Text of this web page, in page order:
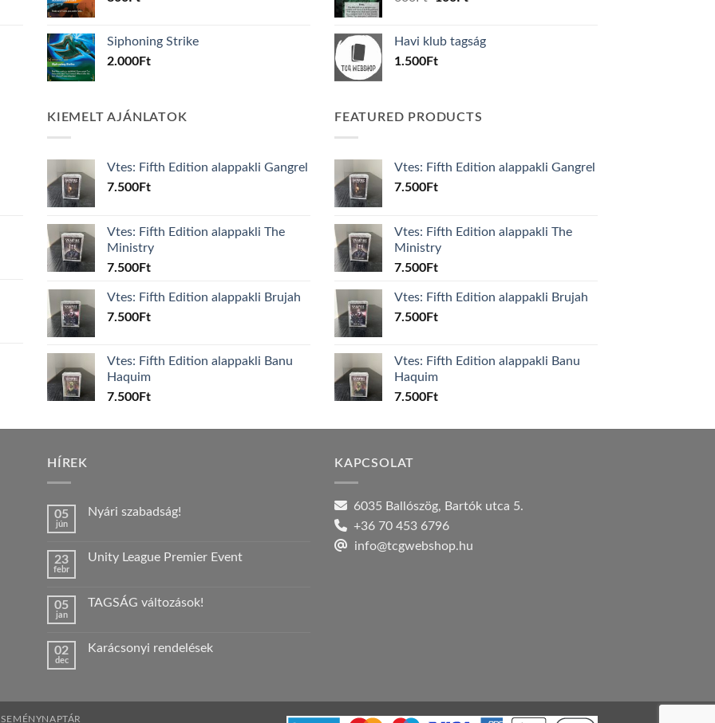
Siphoning Strike
2.000Ft
600Ft.100Ft.
Havi klub tagság
1.500Ft
KIEMELT AJÁNLATOK
Vtes: Fifth Edition alappakli Gangrel
7.500Ft
Vtes: Fifth Edition alappakli The
Ministry
7.500Ft
Vtes: Fifth Edition alappakli Brujah
7.500Ft
Vtes: Fifth Edition alappakli Banu
Haquim
7.500Ft
FEATURED PRODUCTS
Vtes: Fifth Edition alappakli Gangrel
7.500Ft
Vtes: Fifth Edition alappakli The
Ministry
7.500Ft
Vtes: Fifth Edition alappakli Brujah
7.500Ft
Vtes: Fifth Edition alappakli Banu
Haquim
7.500Ft
HÍREK
05
jún
Nyári szabadság!
Nyári
23
febr
Unity League Premier Event
Unity
bejegyzéshez
05
jan
TAGSÁG változások!
TAGSÁG
02
dec
Karácsonyi rendelések
KAPCSOLAT
6035 Ballószög, Bartók utca 5.
+36 70 453 6796
info@tcgwebshop.hu